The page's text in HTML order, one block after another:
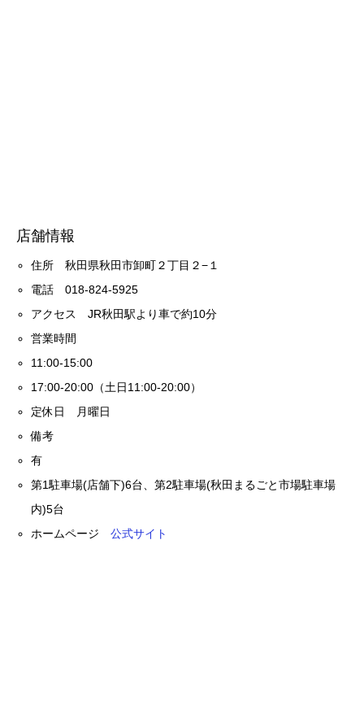
店舗情報
住所 秋田県秋田市卸町２丁目２−１
電話 018-824-5925
アクセス JR秋田駅より車で約10分
営業時間
11:00-15:00
17:00-20:00（土日11:00-20:00）
定休日 月曜日
備考
有
第1駐車場(店舗下)6台、第2駐車場(秋田まるごと市場駐車場
内)5台
ホームページ公式サイト